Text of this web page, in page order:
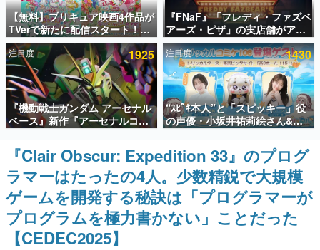
アプリセール情報
インタビュー
連載・特集一覧
殿堂入り記事
SNS拡散数が数千以上！ ページビュー数万以上！ などな
ど。多くの人々に読まれた、電ファミ渾身の“殿堂入り”記
事をまとめました。
ゲームの企画書
名作ゲームクリエイターの方々に製作時のエピソードをお
聞きし、ヒットする企画（ゲーム）とは何か？を探ってい
きます。
赫本
この物語を解いてはいけない。『赫本』は、〈試験問題〉
の形をした短編ホラー小説集です。
【無料】プリキュア映画4作品が
TVerで新たに配信スタート！な
んと2018年～2024年の映画ほぼ
すべてが見放題に、ぶっちゃけ
ありえないラインナップ
『FNaF』「フレディ・ファズベ
アーズ・ピザ」の実店舗がアメ
リカの商業施設「American
Dream」に2027年オープン！
ScottGamesとの共同開発、食
事だけでなくステージショーや
没入型のホラー体験も楽しめる
注目度 1925
『機動戦士ガンダム アーセナル
ベース』新作『アーセナルコマ
ンダー』発表！8月28日からオ
ープンベータテスト開催、2027
年2月下旬に稼働予定
注目度 1430
“ｽﾋﾟｷ本人”と「スピッキー」役
の声優・小坂井祐莉絵さん&パ
ク・シユンさんが集結。コミケ
108『トリッカル』ブースの登
場ゲストが発表
『Clair Obscur: Expedition 33』のプログ
ラマーはたったの4人。少数精鋭で大規模
ゲームを開発する秘訣は「プログラマーが
プログラムを極力書かない」ことだった
【CEDEC2025】